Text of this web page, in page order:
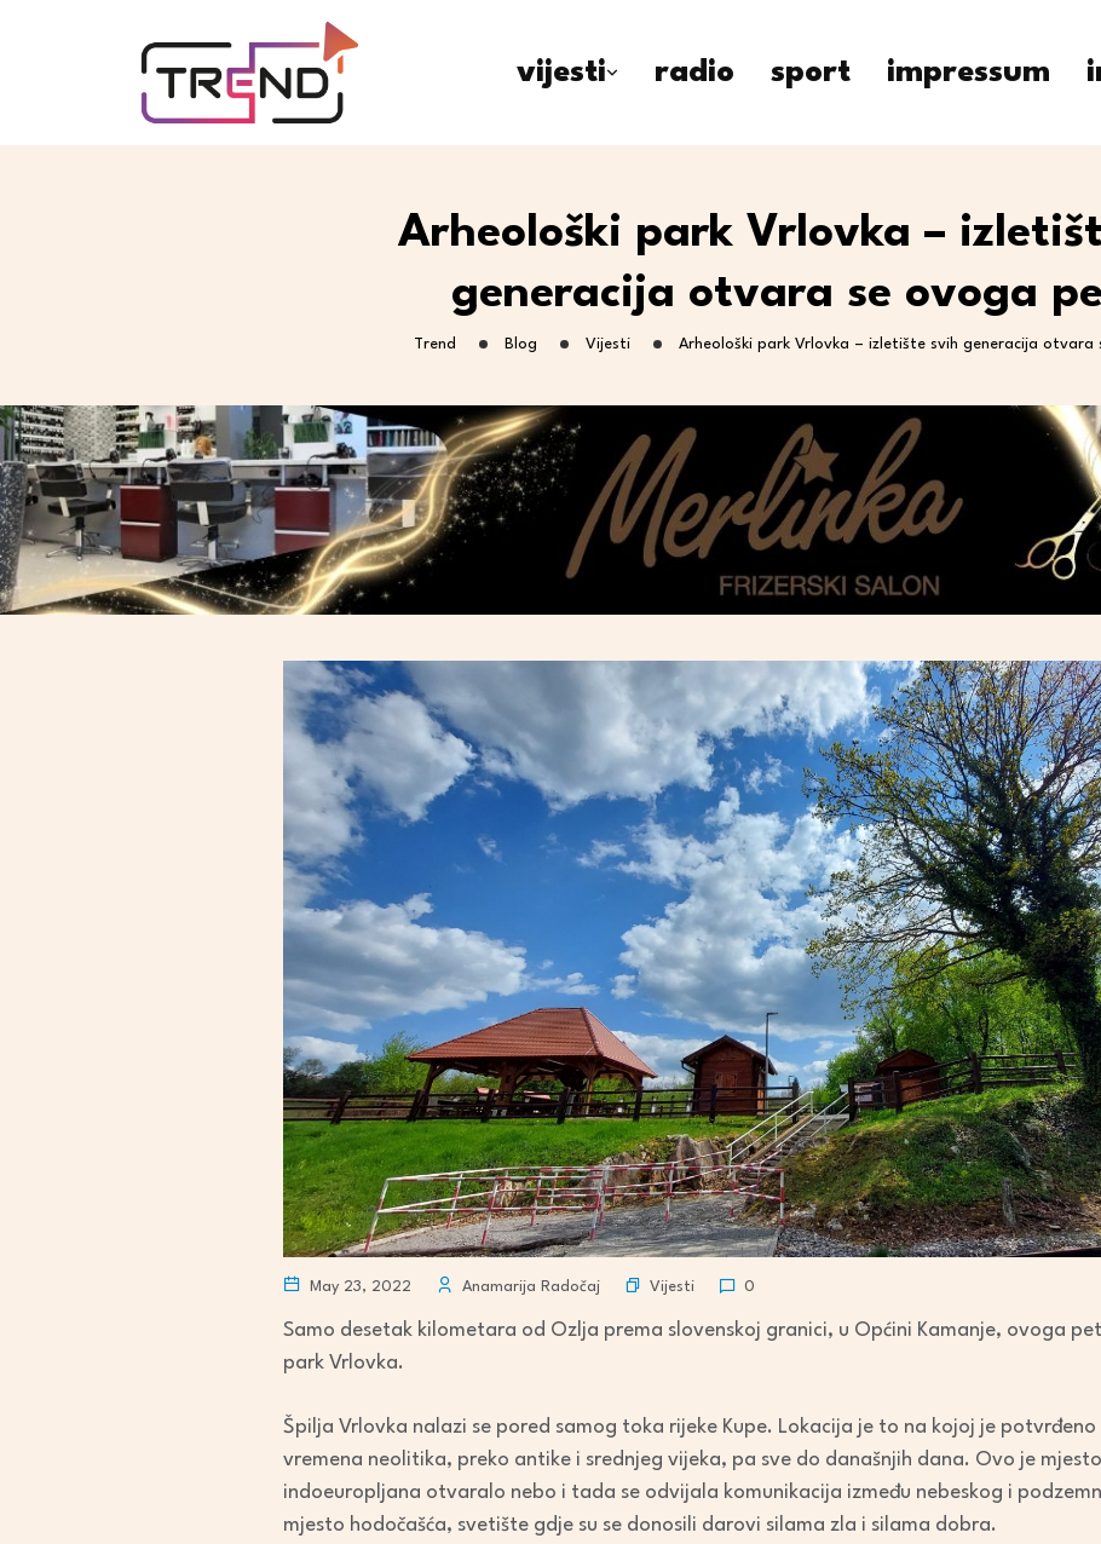
vijesti radio sport impressum
Arheološki park Vrlovka –
generacija otvara se ovoga
Trend Blog Vijesti Arheološki park Vrlovka – izletište svih generacija otvara
May 23, 2022 Anamarija Radočaj Vijesti 0
Samo desetak kilometara od Ozlja prema slovenskoj granici, u Općini Kamanje, ovoga
park Vrlovka.
Špilja Vrlovka nalazi se pored samog toka rijeke Kupe. Lokacija je to na kojoj je
vremena neolitika, preko antike i srednjeg vijeka, pa sve do današnjih dana. Ovo je
indoeuropljana otvaralo nebo i tada se odvijala komunikacija između nebeskog i
mjesto hodočašća, svetište gdje su se donosili darovi silama zla i silama dobra.